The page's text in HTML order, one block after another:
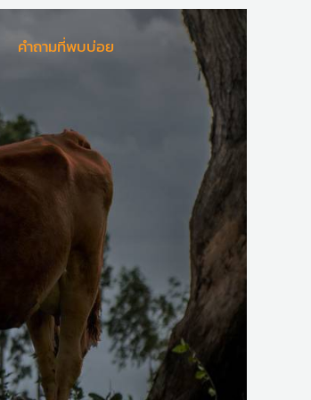
คำถามที่พบบ่อย